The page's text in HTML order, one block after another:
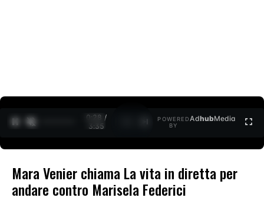
0:29 /
3:35
POWERED
BY
AdhubMedia
Mara Venier chiama La vita in diretta per
andare contro Marisela Federici